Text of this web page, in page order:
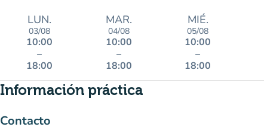
LUN.
03/08
10:00
–
18:00
MAR.
04/08
10:00
–
18:00
MIÉ.
05/08
10:00
–
18:00
Información práctica
Contacto